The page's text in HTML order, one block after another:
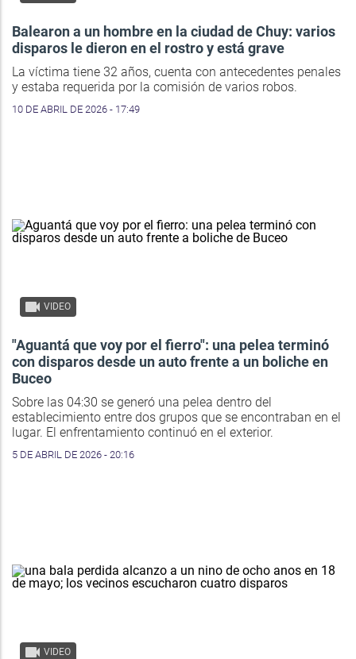
Balearon a un hombre en la ciudad de Chuy: varios
disparos le dieron en el rostro y está grave
La víctima tiene 32 años, cuenta con antecedentes penales
y estaba requerida por la comisión de varios robos.
10 DE ABRIL DE 2026 - 17:49
VIDEO
"Aguantá que voy por el fierro": una pelea terminó
con disparos desde un auto frente a un boliche en
Buceo
Sobre las 04:30 se generó una pelea dentro del
establecimiento entre dos grupos que se encontraban en el
lugar. El enfrentamiento continuó en el exterior.
5 DE ABRIL DE 2026 - 20:16
VIDEO